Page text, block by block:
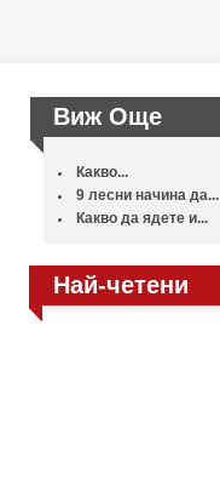
Виж Още
Какво...
9 лесни начина да...
Какво да ядете и...
Най-четени